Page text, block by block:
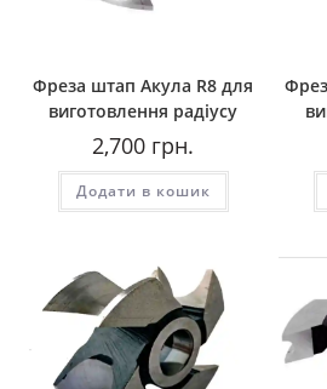
Фреза штап Акула R8 для
виготовлення радіусу
2,700 грн.
Додати в кошик